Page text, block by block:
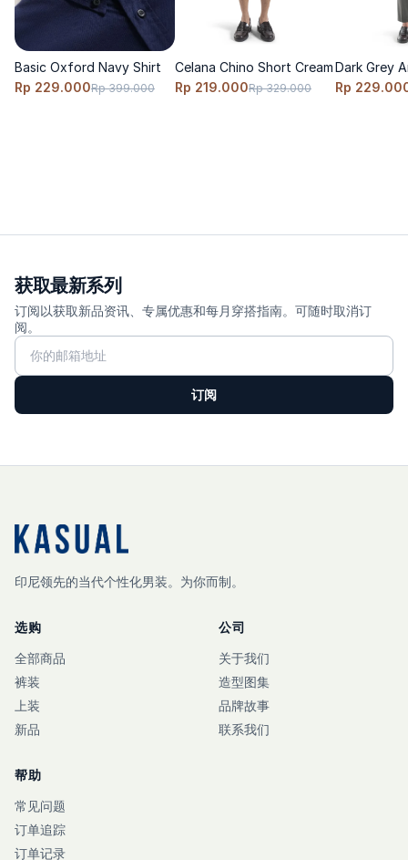
模特穿着 S 码，身高 170cm，体重 60 Kg
Basic Oxford Navy Shirt
Rp 229.000Rp 399.000
Celana Chino Short Cream
Rp 219.000Rp 329.000
Dark Grey
Rp
获取最新系列
订阅以获取新品资讯、专属优惠和每月穿搭指南。可随时取消订
阅。
订阅
印尼领先的当代个性化男装。为你而制。
选购
全部商品
裤装
上装
新品
公司
关于我们
造型图集
品牌故事
联系我们
帮助
常见问题
订单追踪
订单记录